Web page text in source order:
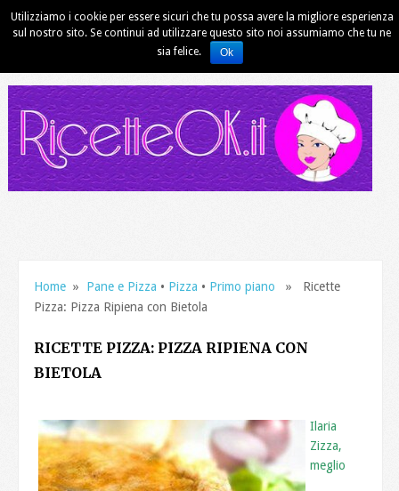
Home » Pane e Pizza • Pizza • Primo piano » Ricette
Pizza: Pizza Ripiena con Bietola
RICETTE PIZZA: PIZZA RIPIENA CON
BIETOLA
Ilaria
Zizza,
meglio
Utilizziamo i cookie per essere sicuri che tu possa avere la migliore esperienza
sul nostro sito. Se continui ad utilizzare questo sito noi assumiamo che tu ne
sia felice.
Ok